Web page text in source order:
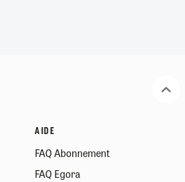
AIDE
FAQ Abonnement
FAQ Egora